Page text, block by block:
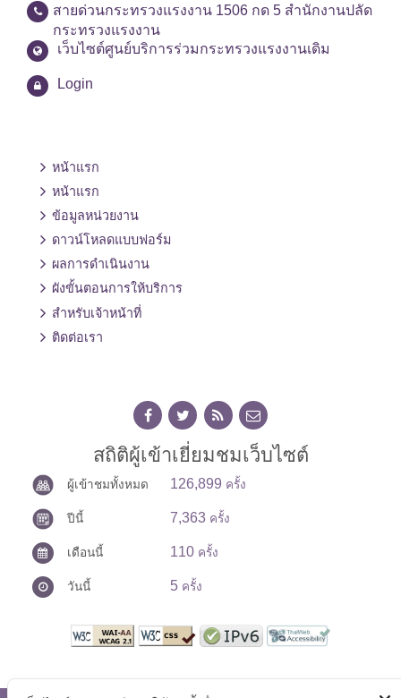
สายด่วนกระทรวงแรงงาน 1506 กด 5 สำนักงานปลัด
กระทรวงแรงงาน
เว็บไซต์ศูนย์บริการร่วมกระทรวงแรงงานเดิม
Login
หน้าแรก
หน้าแรก
ข้อมูลหน่วยงาน
ดาวน์โหลดแบบฟอร์ม
ผลการดำเนินงาน
ผังขั้นตอนการให้บริการ
สำหรับเจ้าหน้าที่
ติดต่อเรา
สถิติผู้เข้าเยี่ยมชมเว็บไซต์
ผู้เข้าชมทั้งหมด 126,899 ครั้ง
ปีนี้ 7,363 ครั้ง
เดือนนี้ 110 ครั้ง
วันนี้ 5 ครั้ง